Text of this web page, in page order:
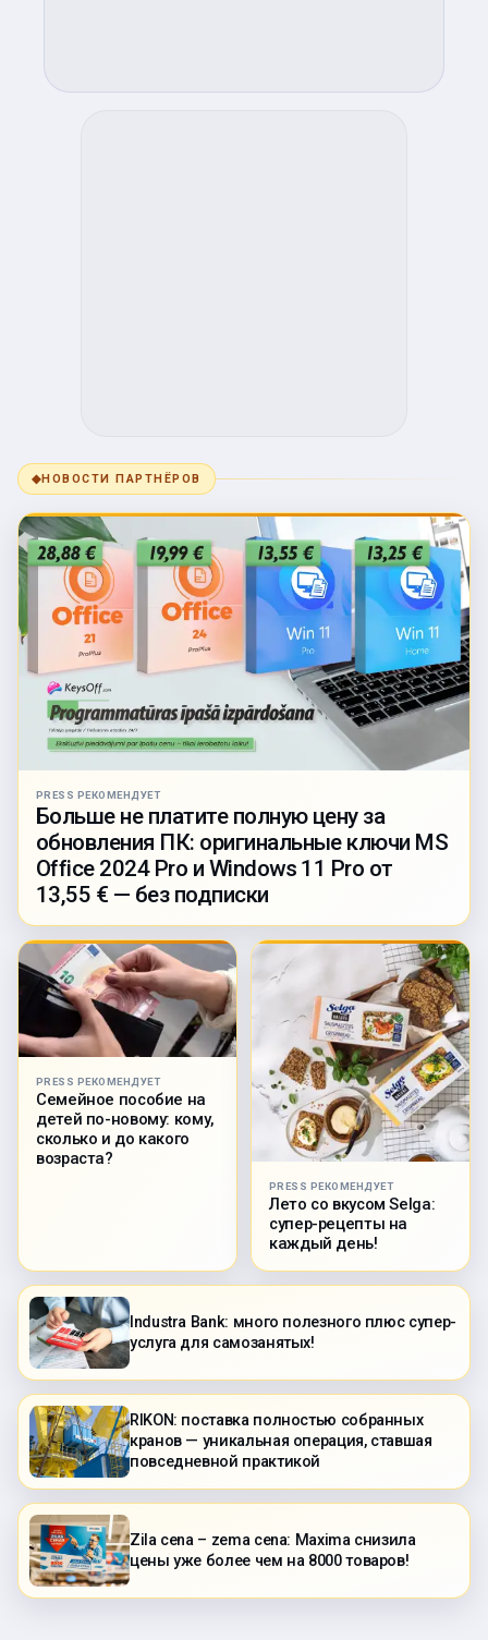
◆НОВОСТИ ПАРТНЁРОВ
PRESS РЕКОМЕНДУЕТ
Больше не платите полную цену за
обновления ПК: оригинальные ключи MS
Office 2024 Pro и Windows 11 Pro от
13,55 € — без подписки
PRESS РЕКОМЕНДУЕТ
Семейное пособие на
детей по-новому: кому,
сколько и до какого
возраста?
PRESS РЕКОМЕНДУЕТ
Лето со вкусом Selga:
супер-рецепты на
каждый день!
Industra Bank: много полезного плюс супер-
услуга для самозанятых!
RIKON: поставка полностью собранных
кранов — уникальная операция, ставшая
повседневной практикой
Zila cena – zema cena: Maxima снизила
цены уже более чем на 8000 товаров!